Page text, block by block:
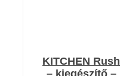
KITCHEN Rush
– kiegészítő –